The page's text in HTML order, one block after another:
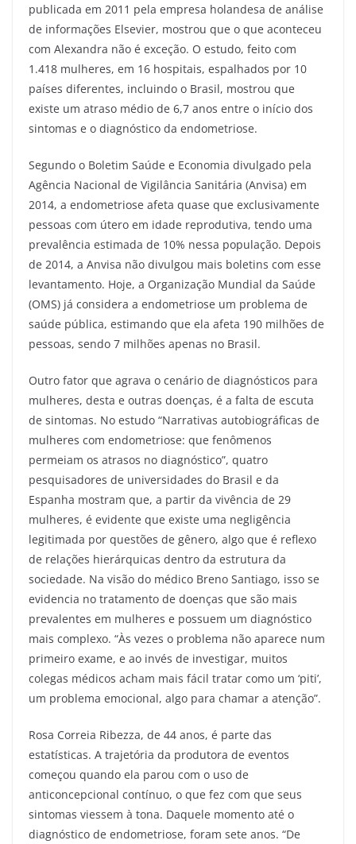
publicada em 2011 pela empresa holandesa de análise
de informações Elsevier, mostrou que o que aconteceu
com Alexandra não é exceção. O estudo, feito com
1.418 mulheres, em 16 hospitais, espalhados por 10
países diferentes, incluindo o Brasil, mostrou que
existe um atraso médio de 6,7 anos entre o início dos
sintomas e o diagnóstico da endometriose.
Segundo o Boletim Saúde e Economia divulgado pela
Agência Nacional de Vigilância Sanitária (Anvisa) em
2014, a endometriose afeta quase que exclusivamente
pessoas com útero em idade reprodutiva, tendo uma
prevalência estimada de 10% nessa população. Depois
de 2014, a Anvisa não divulgou mais boletins com esse
levantamento. Hoje, a Organização Mundial da Saúde
(OMS) já considera a endometriose um problema de
saúde pública, estimando que ela afeta 190 milhões de
pessoas, sendo 7 milhões apenas no Brasil.
Outro fator que agrava o cenário de diagnósticos para
mulheres, desta e outras doenças, é a falta de escuta
de sintomas. No estudo “Narrativas autobiográficas de
mulheres com endometriose: que fenômenos
permeiam os atrasos no diagnóstico”, quatro
pesquisadores de universidades do Brasil e da
Espanha mostram que, a partir da vivência de 29
mulheres, é evidente que existe uma negligência
legitimada por questões de gênero, algo que é reflexo
de relações hierárquicas dentro da estrutura da
sociedade. Na visão do médico Breno Santiago, isso se
evidencia no tratamento de doenças que são mais
prevalentes em mulheres e possuem um diagnóstico
mais complexo. “Às vezes o problema não aparece num
primeiro exame, e ao invés de investigar, muitos
colegas médicos acham mais fácil tratar como um ‘piti’,
um problema emocional, algo para chamar a atenção”.
Rosa Correia Ribezza, de 44 anos, é parte das
estatísticas. A trajetória da produtora de eventos
começou quando ela parou com o uso de
anticoncepcional contínuo, o que fez com que seus
sintomas viessem à tona. Daquele momento até o
diagnóstico de endometriose, foram sete anos. “De